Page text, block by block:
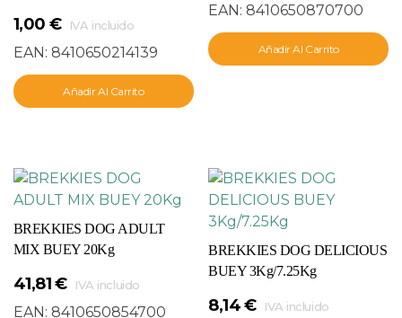
1,00 € IVA incluido
EAN: 8410650214139
Añadir Al Carrito
EAN:8410650870700
Añadir Al Carrito
BREKKIES DOG ADULT
MIX BUEY 20Kg
41,81€ IVA incluido
EAN: 8410650854700
BREKKIES DOG DELICIOUS
BUEY 3Kg/7.25Kg
8,14€ IVA incluido